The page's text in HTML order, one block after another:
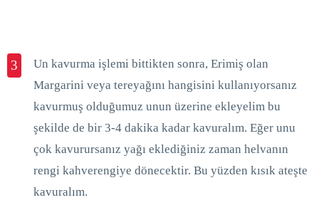
3
Un kavurma işlemi bittikten sonra, Erimiş olan
Margarini veya tereyağını hangisini kullanıyorsanız
kavurmuş olduğumuz unun üzerine ekleyelim bu
şekilde de bir 3-4 dakika kadar kavuralım. Eğer unu
çok kavurursanız yağı eklediğiniz zaman helvanın
rengi kahverengiye dönecektir. Bu yüzden kısık ateşte
kavuralım.